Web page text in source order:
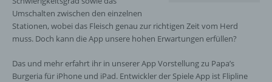
Umschalten zwischen den einzelnen
Stationen, wobei das Fleisch genau zur richtigen Zeit vom Herd
muss. Doch kann die App unsere hohen Erwartungen erfüllen?
Das und mehr erfahrt ihr in unserer App Vorstellung zu Papa’s
Burgeria für iPhone und iPad. Entwickler der Spiele App ist Flipline